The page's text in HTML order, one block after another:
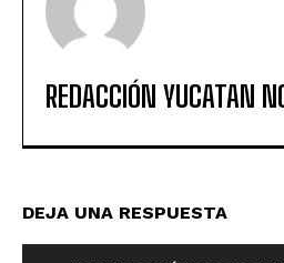
REDACCIÓN YUCATAN
DEJA UNA RESPUESTA